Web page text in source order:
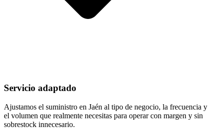
Servicio adaptado
Ajustamos el suministro en Jaén al tipo de negocio, la frecuencia y
el volumen que realmente necesitas para operar con margen y sin
sobrestock innecesario.